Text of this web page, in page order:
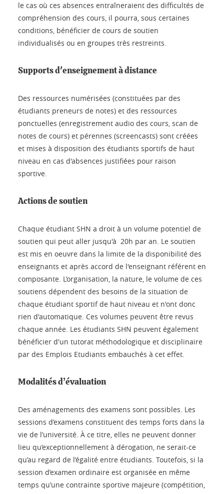
le cas où ces absences entraîneraient des difficultés de
compréhension des cours, il pourra, sous certaines
conditions, bénéficier de cours de soutien
individualisés ou en groupes très restreints.
Supports d'enseignement à distance
Des ressources numérisées (constituées par des
étudiants preneurs de notes) et des ressources
ponctuelles (enregistrement audio des cours, scan de
notes de cours) et pérennes (screencasts) sont créées
et mises à disposition des étudiants sportifs de haut
niveau en cas d'absences justifiées pour raison
sportive.
Actions de soutien
Chaque étudiant SHN a droit à un volume potentiel de
soutien qui peut aller jusqu'à 20h par an. Le soutien
est mis en oeuvre dans la limite de la disponibilité des
enseignants et après accord de l'enseignant référent en
composante. L’organisation, la nature, le volume de ces
soutiens dépendent des besoins de la situation de
chaque étudiant sportif de haut niveau et n'ont donc
rien d'automatique. Ces volumes peuvent être revus
chaque année. Les étudiants SHN peuvent également
bénéficier d'un tutorat méthodologique et disciplinaire
par des Emplois Etudiants embauchés à cet effet.
Modalités d’évaluation
Des aménagements des examens sont possibles. Les
sessions d’examens constituent des temps forts dans la
vie de l’université. À ce titre, elles ne peuvent donner
lieu qu’exceptionnellement à dérogation, ne serait-ce
qu’au regard de l’égalité entre étudiants. Toutefois, si la
session d’examen ordinaire est organisée en même
temps qu’une contrainte sportive majeure (compétition,